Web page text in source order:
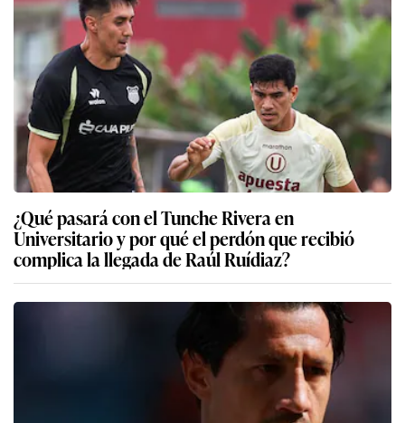
¿Qué pasará con el Tunche Rivera en
Universitario y por qué el perdón que recibió
complica la llegada de Raúl Ruídiaz?